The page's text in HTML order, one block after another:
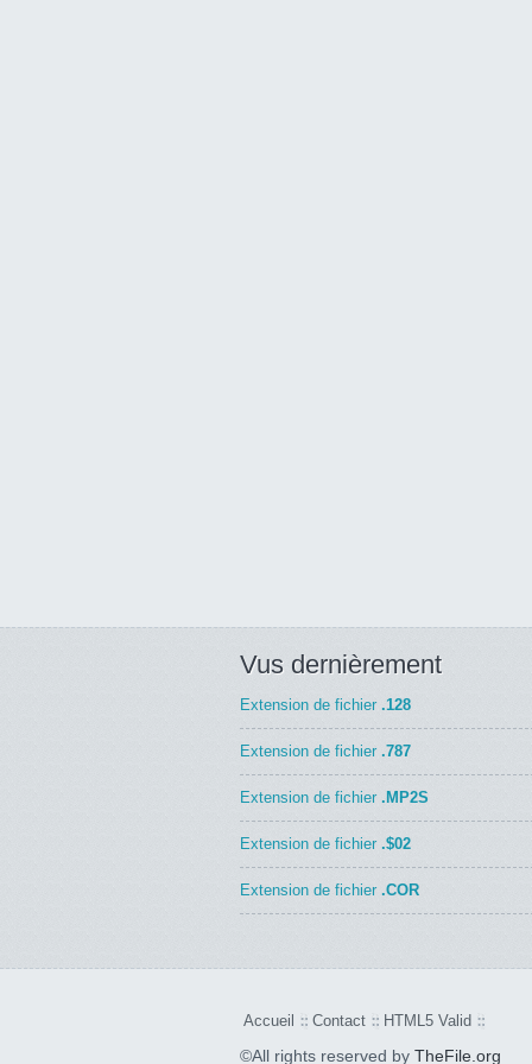
Vus dernièrement
Extension de fichier .128
Extension de fichier .787
Extension de fichier .MP2S
Extension de fichier .$02
Extension de fichier .COR
Accueil Contact HTML5 Valid
©All rights reserved by TheFile.org